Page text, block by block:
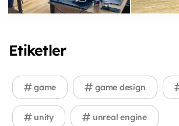
Etiketler
game game design
unity unreal engine